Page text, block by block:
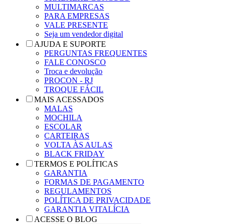
MULTIMARCAS
PARA EMPRESAS
VALE PRESENTE
Seja um vendedor digital
AJUDA E SUPORTE
PERGUNTAS FREQUENTES
FALE CONOSCO
Troca e devolução
PROCON - RJ
TROQUE FÁCIL
MAIS ACESSADOS
MALAS
MOCHILA
ESCOLAR
CARTEIRAS
VOLTA ÀS AULAS
BLACK FRIDAY
TERMOS E POLÍTICAS
GARANTIA
FORMAS DE PAGAMENTO
REGULAMENTOS
POLÍTICA DE PRIVACIDADE
GARANTIA VITALÍCIA
ACESSE O BLOG